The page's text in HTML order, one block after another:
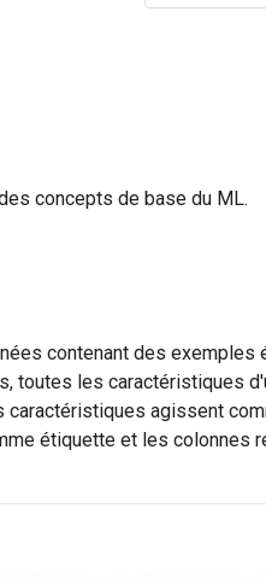
concepts de base du ML.
contenant des exemples
toutes les caractéristiques
caractéristiques agissent
étiquette et les colonnes